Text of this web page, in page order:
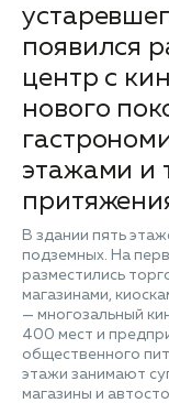
появился
центр с
нового
этажами и
В здании пять
подземных. На
разместились
магазинами,
— многозальный
400 мест и
общественного
этажи занимают
магазины и